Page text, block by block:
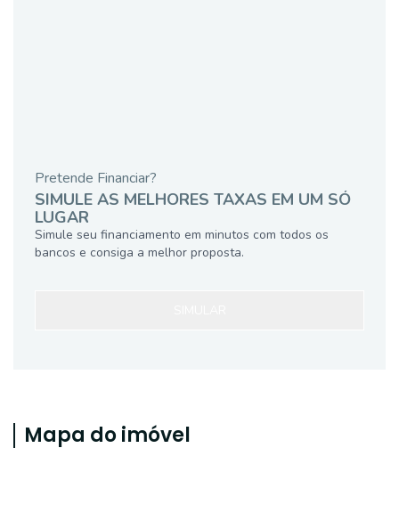
Pretende Financiar?
SIMULE AS MELHORES TAXAS EM UM SÓ
LUGAR
Simule seu financiamento em minutos com todos os
bancos e consiga a melhor proposta.
Mapa do imóvel